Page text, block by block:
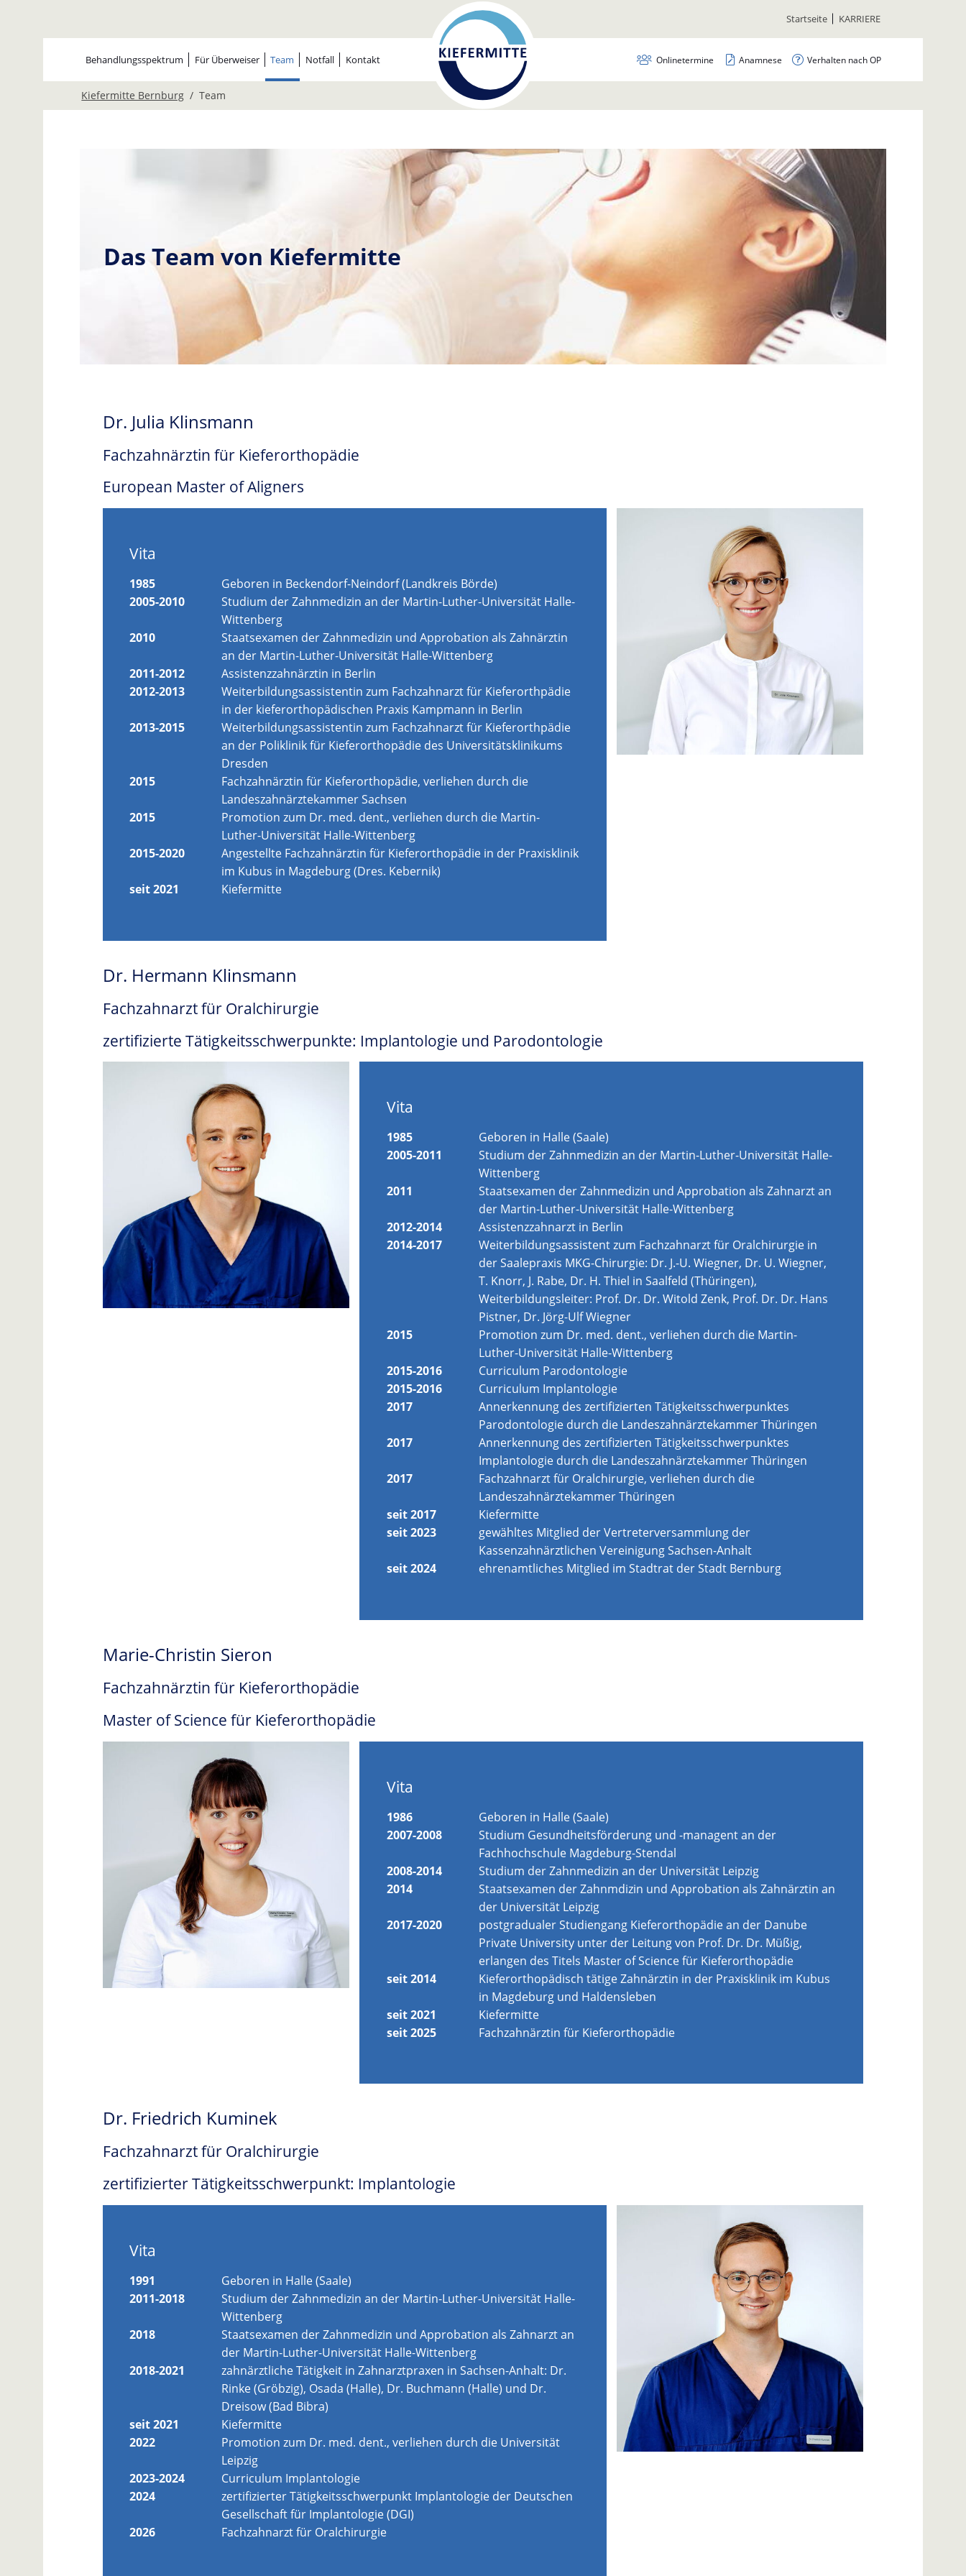
Navigation
überspringen
Behandlungs­spektrum Für Überweiser Team Notfall Kontakt Onlinetermine Anamnese Verhalten nach OP
Startseite KARRIERE
Kiefermitte Bernburg Team
Das Team von Kiefermitte
Dr. Julia Klinsmann
Fachzahnärztin für Kieferorthopädie
European Master of Aligners
Vita
1985
Geboren in Beckendorf-Neindorf (Landkreis Börde)
2005-2010
Studium der Zahnmedizin an der Martin-Luther-Universität Halle-
Wittenberg
2010
Staatsexamen der Zahnmedizin und Approbation als Zahnärztin
an der Martin-Luther-Universität Halle-Wittenberg
2011-2012
Assistenzzahnärztin in Berlin
2012-2013
Weiterbildungsassistentin zum Fachzahnarzt für Kieferorthpädie
in der kieferorthopädischen Praxis Kampmann in Berlin
2013-2015
Weiterbildungsassistentin zum Fachzahnarzt für Kieferorthpädie
an der Poliklinik für Kieferorthopädie des Universitätsklinikums
Dresden
2015
Fachzahnärztin für Kieferorthopädie, verliehen durch die
Landeszahnärztekammer Sachsen
2015
Promotion zum Dr. med. dent., verliehen durch die Martin-
Luther-Universität Halle-Wittenberg
2015-2020
Angestellte Fachzahnärztin für Kieferorthopädie in der Praxisklinik
im Kubus in Magdeburg (Dres. Kebernik)
seit 2021
Kiefermitte
Dr. Hermann Klinsmann
Fachzahnarzt für Oralchirurgie
zertifizierte Tätigkeitsschwerpunkte: Implantologie und Parodontologie
Vita
1985
Geboren in Halle (Saale)
2005-2011
Studium der Zahnmedizin an der Martin-Luther-Universität Halle-
Wittenberg
2011
Staatsexamen der Zahnmedizin und Approbation als Zahnarzt an
der Martin-Luther-Universität Halle-Wittenberg
2012-2014
Assistenzzahnarzt in Berlin
2014-2017
Weiterbildungsassistent zum Fachzahnarzt für Oralchirurgie in
der Saalepraxis MKG-Chirurgie: Dr. J.-U. Wiegner, Dr. U. Wiegner,
T. Knorr, J. Rabe, Dr. H. Thiel in Saalfeld (Thüringen),
Weiterbildungsleiter: Prof. Dr. Dr. Witold Zenk, Prof. Dr. Dr. Hans
Pistner, Dr. Jörg-Ulf Wiegner
2015
Promotion zum Dr. med. dent., verliehen durch die Martin-
Luther-Universität Halle-Wittenberg
2015-2016
Curriculum Parodontologie
2015-2016
Curriculum Implantologie
2017
Annerkennung des zertifizierten Tätigkeitsschwerpunktes
Parodontologie durch die Landeszahnärztekammer Thüringen
2017
Annerkennung des zertifizierten Tätigkeitsschwerpunktes
Implantologie durch die Landeszahnärztekammer Thüringen
2017
Fachzahnarzt für Oralchirurgie, verliehen durch die
Landeszahnärztekammer Thüringen
seit 2017
Kiefermitte
seit 2023
gewähltes Mitglied der Vertreterversammlung der
Kassenzahnärztlichen Vereinigung Sachsen-Anhalt
seit 2024
ehrenamtliches Mitglied im Stadtrat der Stadt Bernburg
Marie-Christin Sieron
Fachzahnärztin für Kieferorthopädie
Master of Science für Kieferorthopädie
Vita
1986
Geboren in Halle (Saale)
2007-2008
Studium Gesundheitsförderung und -managent an der
Fachhochschule Magdeburg-Stendal
2008-2014
Studium der Zahnmedizin an der Universität Leipzig
2014
Staatsexamen der Zahnmdizin und Approbation als Zahnärztin an
der Universität Leipzig
2017-2020
postgradualer Studiengang Kieferorthopädie an der Danube
Private University unter der Leitung von Prof. Dr. Dr. Müßig,
erlangen des Titels Master of Science für Kieferorthopädie
seit 2014
Kieferorthopädisch tätige Zahnärztin in der Praxisklinik im Kubus
in Magdeburg und Haldensleben
seit 2021
Kiefermitte
seit 2025
Fachzahnärztin für Kieferorthopädie
Dr. Friedrich Kuminek
Fachzahnarzt für Oralchirurgie
zertifizierter Tätigkeitsschwerpunkt: Implantologie
Vita
1991
Geboren in Halle (Saale)
2011-2018
Studium der Zahnmedizin an der Martin-Luther-Universität Halle-
Wittenberg
2018
Staatsexamen der Zahnmedizin und Approbation als Zahnarzt an
der Martin-Luther-Universität Halle-Wittenberg
2018-2021
zahnärztliche Tätigkeit in Zahnarztpraxen in Sachsen-Anhalt: Dr.
Rinke (Gröbzig), Osada (Halle), Dr. Buchmann (Halle) und Dr.
Dreisow (Bad Bibra)
seit 2021
Kiefermitte
2022
Promotion zum Dr. med. dent., verliehen durch die Universität
Leipzig
2023-2024
Curriculum Implantologie
2024
zertifizierter Tätigkeitsschwerpunkt Implantologie der Deutschen
Gesellschaft für Implantologie (DGI)
2026
Fachzahnarzt für Oralchirurgie